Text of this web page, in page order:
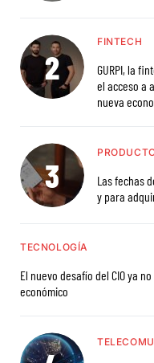
FINTECH
GURPI, la
el acceso a
nueva
Las fechas
y para
TECNOLOGÍA
El nuevo desafío del CIO ya
económico